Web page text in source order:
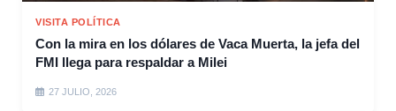
VISITA POLÍTICA
Con la mira en los dólares de Vaca Muerta, la jefa del
FMI llega para respaldar a Milei
27 JULIO, 2026